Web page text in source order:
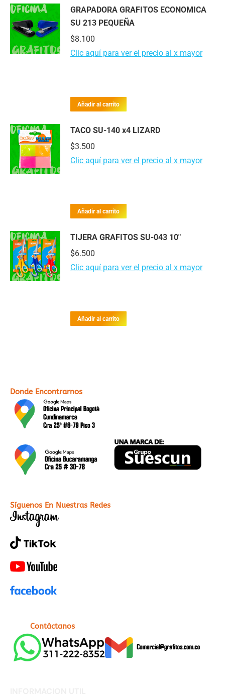
GRAPADORA GRAFITOS ECONOMICA
SU 213 PEQUEÑA
$8.100
Clic aquí para ver el precio al x mayor
Añadir al carrito
TACO SU-140 x4 LIZARD
$3.500
Clic aquí para ver el precio al x mayor
Añadir al carrito
TIJERA GRAFITOS SU-043 10"
$6.500
Clic aquí para ver el precio al x mayor
Añadir al carrito
Donde Encontrarnos
Síguenos En Nuestras Redes
Contáctanos